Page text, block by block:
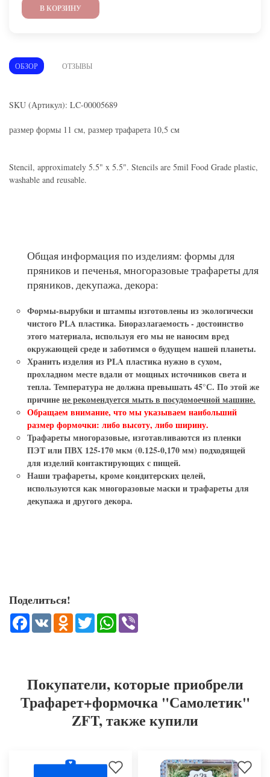
В КОРЗИНУ
ОБЗОР ОТЗЫВЫ
SKU (Артикул): LC-00005689
размер формы 11 см, размер трафарета 10,5 см
Stencil, approximately 5.5" x 5.5". Stencils are 5mil Food Grade plastic,
washable and reusable.
Общая информация по изделиям: формы для
пряников и печенья, многоразовые трафареты для
пряников, декупажа, декора:
Формы-вырубки и штампыизготовлены из экологически
чистого PLA пластика. Биоразлагаемость - достоинство
этого материала, используя его мы не наносим вред
окружающей среде и заботимся о будущем нашей планеты.
Хранить изделия из PLA пластика нужно в сухом,
прохладном месте вдали от мощных источников света и
тепла. Температура не должна превышать 45°С. По этой же
причинене рекомендуется мыть в посудомоечной машине.
Обращаем внимание, что мы указываем наибольший
размер формочки: либо высоту, либо ширину.
Трафареты многоразовые, изготавливаются из пленки
ПЭТ или ПВХ 125-170 мкм (0.125-0,170 мм) подходящей
для изделий контактирующих с пищей.
Нашитрафареты, кроме кондитерских целей,
используются какмногоразовые маски и трафареты для
декупажа и другого декора.
Поделиться!
Facebook
VK Odnoklassniki
TwitterWhatsApp
Покупатели, которые приобрели
Трафарет+формочка "Самолетик"
ZFT, также купили